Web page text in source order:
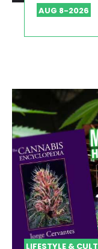
AUG 8-2026
LIFESTYLE &